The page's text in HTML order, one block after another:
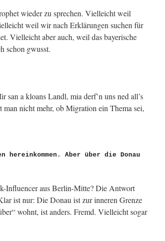
wieder zu sprechen. Vielleicht weil
weil wir nach Erklärungen suchen für
Vielleicht aber auch, weil das bayerische
schon gwusst.
san a kloans Landl, mia derf’n uns ned all’s
man nicht mehr, ob Migration ein Thema sei,
hereinkommen. Aber über die Donau
Influencer aus Berlin-Mitte? Die Antwort
ist nur: Die Donau ist zur inneren Grenze
wohnt, ist anders. Fremd. Vielleicht sogar